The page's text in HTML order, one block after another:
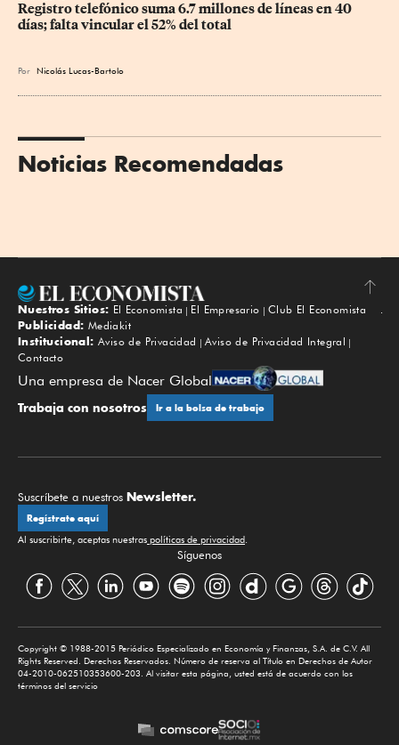
Registro telefónico suma 6.7 millones de líneas en 40
días; falta vincular el 52% del total
Por Nicolás Lucas-Bartolo
Noticias Recomendadas
Subir
Nuestros Sitios: El Economista El Empresario
Club El Economista
Publicidad: Mediakit
Institucional: Aviso de Privacidad
Aviso de Privacidad Integral
Contacto
Una empresa de Nacer Global
Trabaja con nosotros Ir a la bolsa de trabajo
Suscríbete a nuestros Newsletter.
Regístrate aquí
Al suscribirte, aceptas nuestras políticas de privacidad.
Síguenos
Copyright © 1988-2015 Periódico Especializado en Economía y Finanzas, S.A. de C.V. All
Rights Reserved. Derechos Reservados. Número de reserva al Título en Derechos de Autor
04-2010-062510353600-203. Al visitar esta página, usted está de acuerdo con los
términos del servicio